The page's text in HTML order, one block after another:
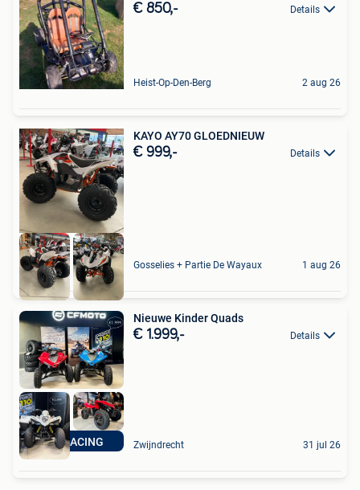
€ 850,- Details
Heist-Op-Den-Berg 2 aug 26
KAYO AY70 GLOEDNIEUW
€ 999,- Details
Gosselies + Partie De Wayaux 1 aug 26
ATT RACING
Nieuwe Kinder Quads
€ 1.999,- Details
Zwijndrecht 31 jul 26